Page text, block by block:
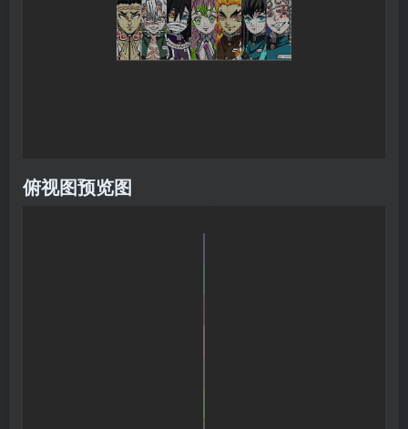
俯视图预览图